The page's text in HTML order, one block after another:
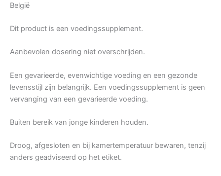
België
Dit product is een voedingssupplement.
Aanbevolen dosering niet overschrijden.
Een gevarieerde, evenwichtige voeding en een gezonde
levensstijl zijn belangrijk. Een voedingssupplement is geen
vervanging van een gevarieerde voeding.
Buiten bereik van jonge kinderen houden.
Droog, afgesloten en bij kamertemperatuur bewaren, tenzij
anders geadviseerd op het etiket.